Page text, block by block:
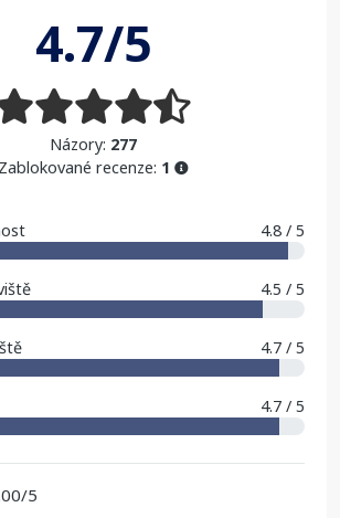
4.7/5
Názory: 277
Zablokované recenze: 1
4.8 / 5
4.5 / 5
4.7 / 5
4.7 / 5
5